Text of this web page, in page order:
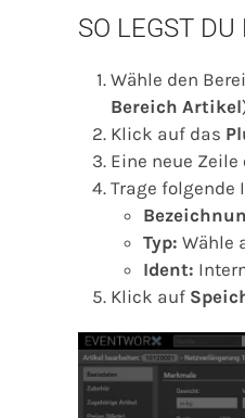
SO LEGST
Wähle den
Bereich Artikel
Klick auf das
Eine neue
Trage folgende
Typ: Wähle
Ident:
Klick auf